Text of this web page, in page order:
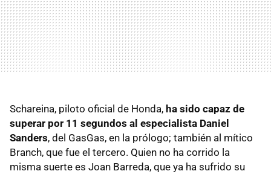
Schareina, piloto oficial de Honda, ha sido capaz de
superar por 11 segundos al especialista Daniel
Sanders, del GasGas, en la prólogo; también al mítico
Branch, que fue el tercero. Quien no ha corrido la
misma suerte es Joan Barreda, que ya ha sufrido su